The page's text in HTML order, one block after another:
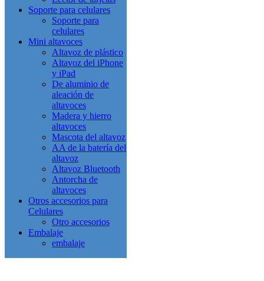
Soporte para celulares
Soporte para
celulares
Mini altavoces
Altavoz de plástico
Altavoz del iPhone
y iPad
De aluminio de
aleación de
altavoces
Madera y hierro
altavoces
Mascota del altavoz
AA de la batería del
altavoz
Altavoz Bluetooth
Antorcha de
altavoces
Otros accesorios para
Celulares
Otro accesorios
Embalaje
embalaje